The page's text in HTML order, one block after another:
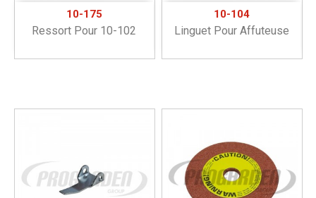
10-175
Ressort Pour 10-102
10-104
Linguet Pour Affuteuse